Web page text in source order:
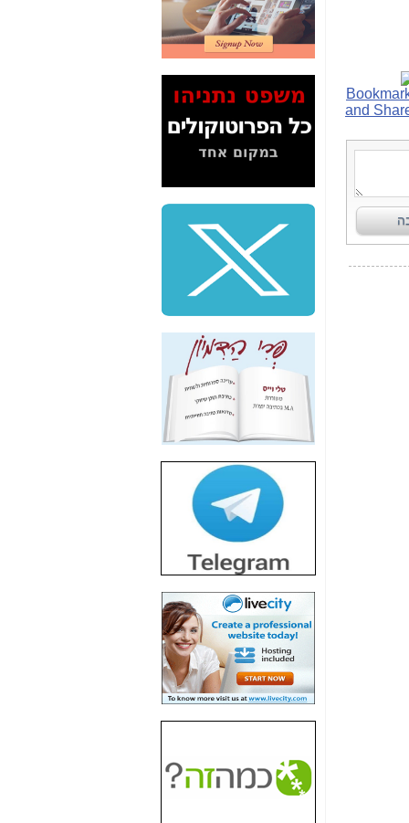
2" על תעלולי השר
משה כחלון -כאן
הסלולר" ואיך מסרסים
את הנתונים לציבור -
כאן
סיכום ביקור בסיליקון
שלמה פילבר (עד
לאחרונה מנכ"ל משרד
התקשורת) - עד
מדינה? הצחקתם
"יש אפליה בחקירה"?
חשיפה: למה השר
משה כחלון לא נחקר
עד היום? -
כאן
הדומה לזו של "תיק
4000" אך בתחום
הסלולר -
חשיפת מה שלא
רוצים שתדעו בעניין
פריסת אנלימיטד
(בניחוח בלתי נסבל) -
כאן
חשיפה: איוב קרא
אישר לקבוצת סלקום
בדיוק מה שביבי אישר
כאן
האם השר איוב קרא
היה צריך בכלל לחתום
על האישור, שנתן
האם ביבי וקרא קבלו
בכלל תמורה עבור